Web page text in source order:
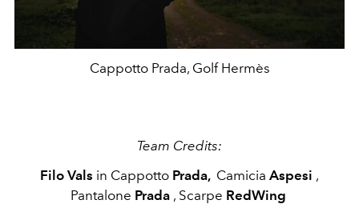
Cappotto Prada, Golf Hermès
Team Credits:
Filo Vals in Cappotto Prada, Camicia Aspesi ,
Pantalone Prada, Scarpe RedWing